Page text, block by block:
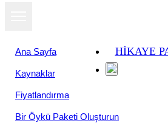
Ana Sayfa
Kaynaklar
Fiyatlandırma
Bir Öykü Paketi Oluşturun
HIKAYE